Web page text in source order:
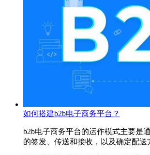
如何搭建b2b电子商务平台？
b2b电子商务平台的运作模式主要是
的签发、传送和接收，以及确定配送